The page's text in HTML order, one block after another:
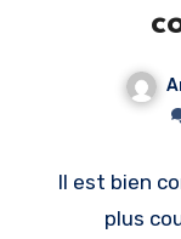
Il est bien
plus